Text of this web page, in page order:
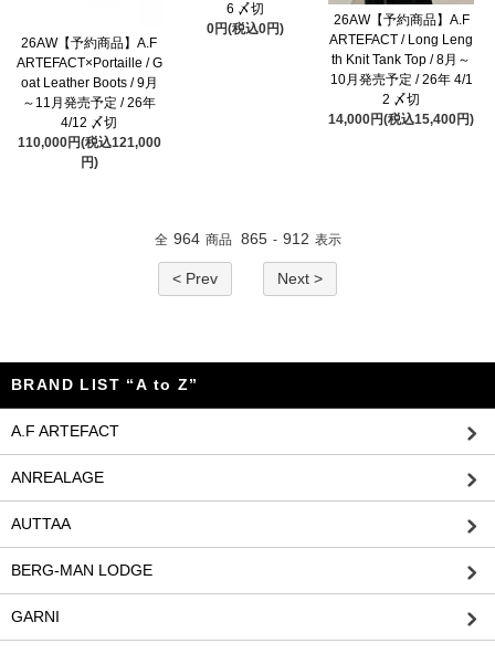
26AW【予約商品】A.F
ARTEFACT×Portaille / G
oat Leather Boots / 9月
～11月発売予定 / 26年
4/12 〆切
110,000円(税込121,000
円)
6 〆切
0円(税込0円)
26AW【予約商品】A.F
ARTEFACT / Long Leng
th Knit Tank Top / 8月～
10月発売予定 / 26年 4/1
2 〆切
14,000円(税込15,400円)
全 964 商品 865 - 912 表示
< Prev Next >
BRAND LIST “A to Z”
A.F ARTEFACT
ANREALAGE
AUTTAA
BERG-MAN LODGE
GARNI